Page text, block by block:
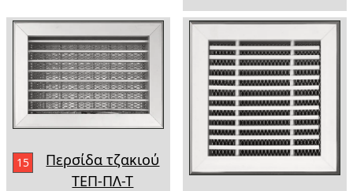
15
Περσίδα τζακιού
ΤΕΠ-ΠΛ-Τ